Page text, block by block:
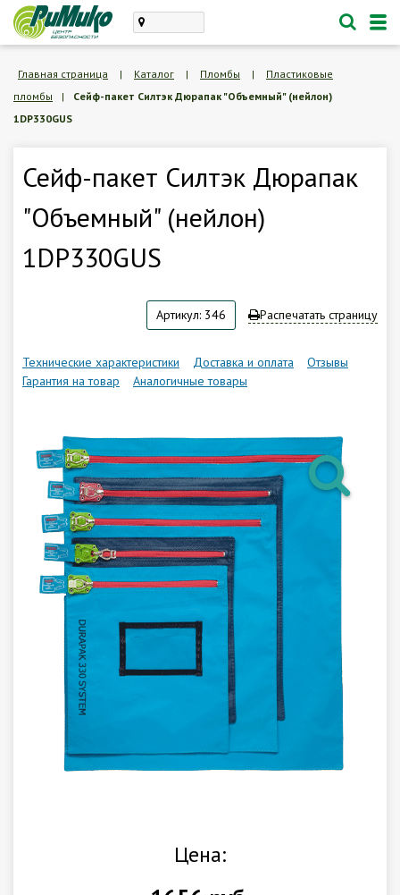
Каталог
Корзина / Пустая
Заказать обратный звонок
О компании
Доставка и оплата
Программное обеспечение LogTag
Монтаж оборудования
Новости
Контакты
Главная страница | Каталог | Пломбы |
Пластиковые
пломбы
|
Сейф-пакет Силтэк Дюрапак "Объемный" (нейлон)
1DP330GUS
Сейф-пакет Силтэк Дюрапак
"Объемный" (нейлон)
1DP330GUS
Артикул: 346 Распечатать страницу
Технические характеристики Доставка и оплата
Отзывы
Гарантия на товар
Аналогичные товары
Цена: